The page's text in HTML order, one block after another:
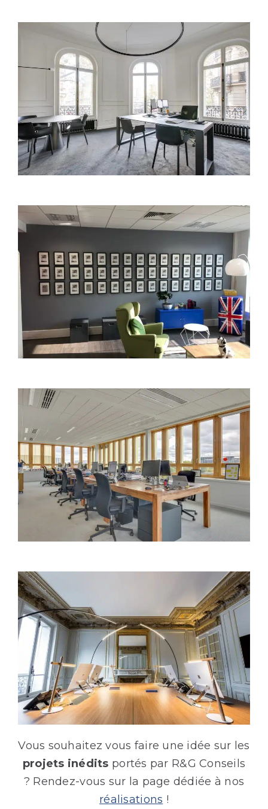
Vous souhaitez vous faire une idée sur les
projets inédits portés par R&G Conseils
? Rendez-vous sur la page dédiée à nos
réalisations !